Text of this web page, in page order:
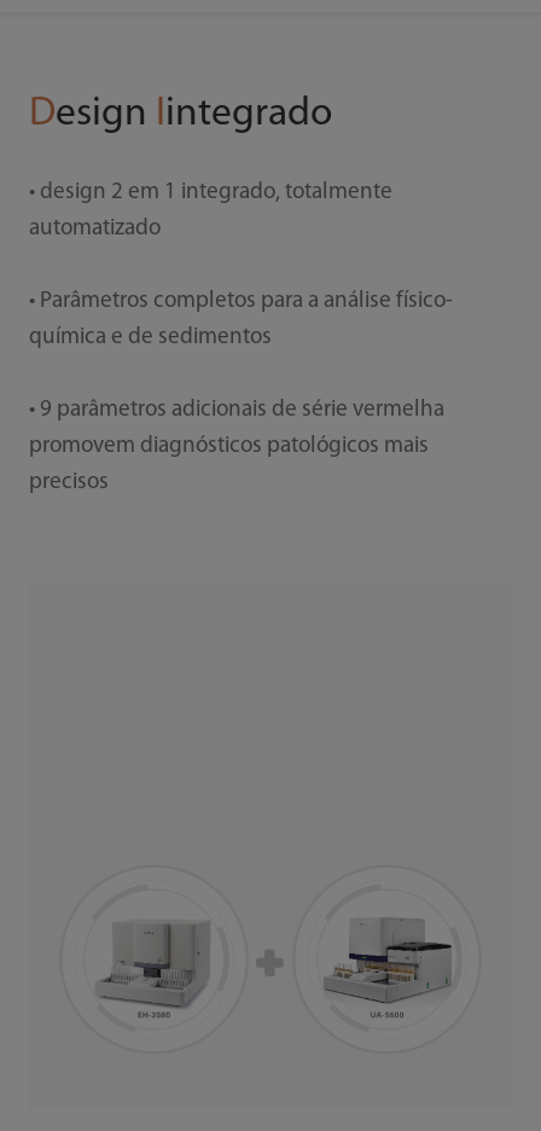
Design Iintegrado
• design 2 em 1 integrado, totalmente
automatizado
• Parâmetros completos para a análise físico-
química e de sedimentos
• 9 parâmetros adicionais de série vermelha
promovem diagnósticos patológicos mais
precisos